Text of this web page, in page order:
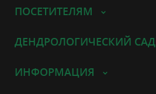
ПОСЕТИТЕЛЯМ
ДЕНДРОЛОГИЧЕСКИЙ САД
ИНФОРМАЦИЯ